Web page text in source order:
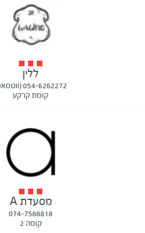
ללין
054-6262272 (ווטסאפ)
קומת קרקע
מסעדת A
074-7588818
קומה 2